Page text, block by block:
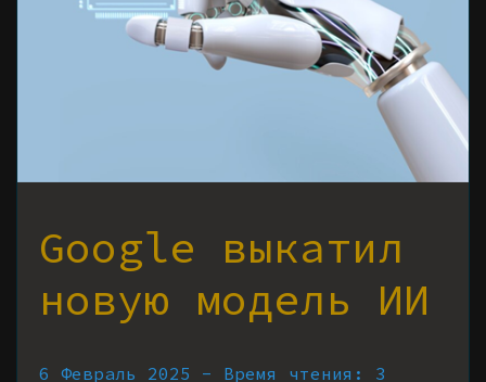
Google выкатил
новую модель ИИ
6 Февраль 2025 - Время чтения: 3